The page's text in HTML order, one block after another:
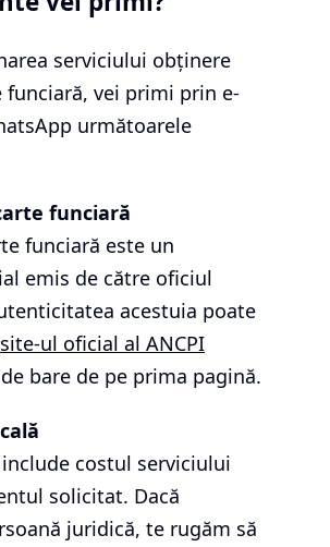
serviciului obținere
funciară, vei primi prin e-
următoarele
funciară
funciară este un
emis de către oficiul
acestuia poate
site-ul oficial al ANCPI
bare de pe prima pagină.
costul serviciului
solicitat. Dacă
juridică, te rugăm să